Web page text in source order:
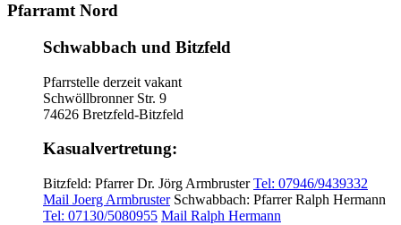
Pfarramt Nord
Schwabbach und Bitzfeld
Pfarrstelle derzeit vakant
Schwöllbronner Str. 9
74626 Bretzfeld-Bitzfeld
Kasualvertretung:
Bitzfeld: Pfarrer Dr. Jörg ArmbrusterTel: 07946/9439332
Mail Joerg Armbruster Schwabbach: Pfarrer Ralph Hermann
Tel: 07130/5080955 Mail Ralph Hermann